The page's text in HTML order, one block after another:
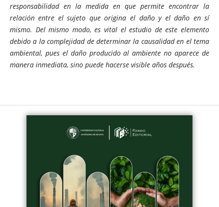
responsabilidad en la medida en que permite encontrar la
relación entre el sujeto que origina el daño y el daño en sí
mismo. Del mismo modo, es vital el estudio de este elemento
debido a la complejidad de determinar la causalidad en el tema
ambiental, pues el daño producido al ambiente no aparece de
manera inmediata, sino puede hacerse visible años después.